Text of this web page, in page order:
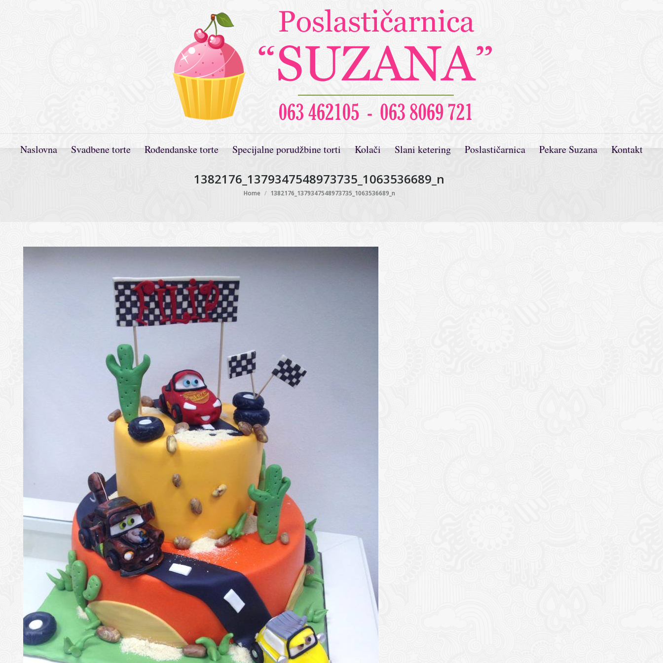
Naslovna Svadbene torte Rođendanske torte Specijalne porudžbine torti Kolači Slani ketering Poslastičarnica Pekare Suzana Kontakt
1382176_1379347548973735_1063536689_n
You are here:
Home 1382176_1379347548973735_1063536689_n